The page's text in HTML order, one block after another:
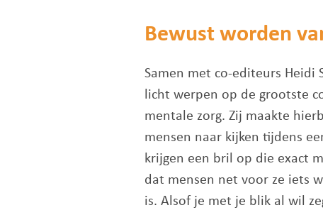
Bewust worden
Samen met co-editeurs Heidi
licht werpen op de grootste
mentale zorg. Zij maakte
mensen naar kijken tijdens
krijgen een bril op die exact
dat mensen net voor ze iets
is. Alsof je met je blik al wil